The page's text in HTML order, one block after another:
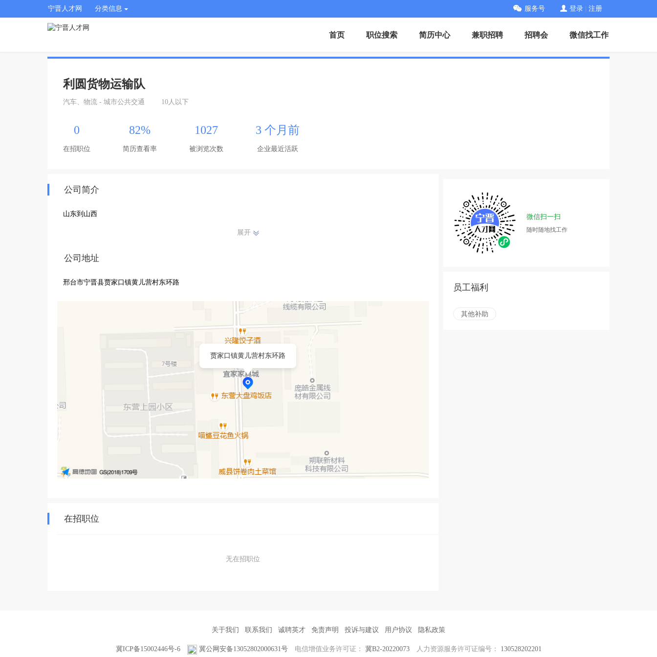
宁晋人才网 分类信息 服务号 登录 注册
首页 职位搜索 简历中心 兼职招聘 招聘会 微信找工作
利圆货物运输队
汽车、物流 - 城市公共交通 10人以下
0
在招职位
82%
简历查看率
1027
被浏览次数
3 个月前
企业最近活跃
公司简介
山东到山西
展开
公司地址
邢台市宁晋县贾家口镇黄儿营村东环路
贾家口镇黄儿营村东环路
在招职位
无在招职位
微信扫一扫
随时随地找工作
员工福利
其他补助
关于我们 联系我们 诚聘英才 免责声明 投诉与建议 用户协议 隐私政策
冀ICP备15002446号-6 冀公网安备13052802000631号 电信增值业务许可证： 冀B2-20220073 人力资源服务许可证编号： 130528202201